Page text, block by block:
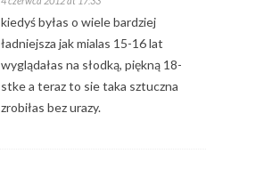
kiedyś byłas o wiele bardziej
ładniejsza jak mialas 15-16 lat
wyglądałas na słodką, piękną 18-
stke a teraz to sie taka sztuczna
zrobiłas bez urazy.